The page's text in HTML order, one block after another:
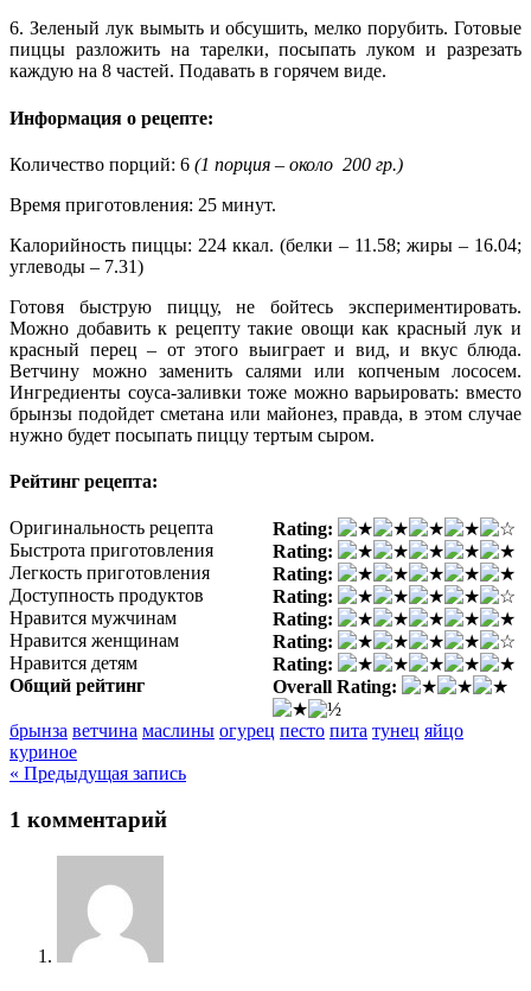
6. Зеленый лук вымыть и обсушить, мелко порубить. Готовые
пиццы разложить на тарелки, посыпать луком и разрезать
каждую на 8 частей. Подавать в горячем виде.
Информация о рецепте:
Количество порций: 6 (1 порция – около 200 гр.)
Время приготовления: 25 минут.
Калорийность пиццы: 224 ккал. (белки – 11.58; жиры – 16.04;
углеводы – 7.31)
Готовя быструю пиццу, не бойтесь экспериментировать.
Можно добавить к рецепту такие овощи как красный лук и
красный перец – от этого выиграет и вид, и вкус блюда.
Ветчину можно заменить салями или копченым лососем.
Ингредиенты соуса-заливки тоже можно варьировать: вместо
брынзы подойдет сметана или майонез, правда, в этом случае
нужно будет посыпать пиццу тертым сыром.
Рейтинг рецепта:
Оригинальность рецепта
Rating:
Быстрота приготовления
Rating:
Легкость приготовления
Rating:
Доступность продуктов
Rating:
Нравится мужчинам
Rating:
Нравится женщинам
Rating:
Нравится детям
Rating:
Общий рейтинг
Overall Rating:
брынза ветчина маслины огурец песто пита тунец яйцо
куриное
« Предыдущая запись
1 комментарий